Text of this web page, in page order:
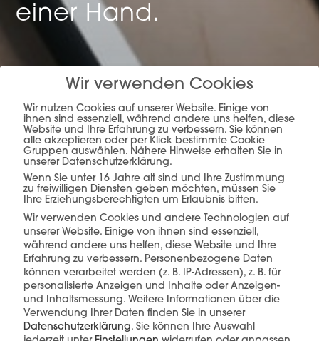
einer Hand.
mehr erfahren
Diese Produkte könnten Sie auch
interessieren
Wir verwenden Cookies
Wir nutzen Cookies auf unserer Website. Einige von
ihnen sind essenziell, während andere uns helfen, diese
Website und Ihre Erfahrung zu verbessern. Sie können
alle akzeptieren oder per Klick bestimmte Cookie
Gruppen auswählen. Nähere Hinweise erhalten Sie in
unserer Datenschutzerklärung.
Wenn Sie unter 16 Jahre alt sind und Ihre Zustimmung
zu freiwilligen Diensten geben möchten, müssen Sie
Ihre Erziehungsberechtigten um Erlaubnis bitten.
Wir verwenden Cookies und andere Technologien auf
unserer Website. Einige von ihnen sind essenziell,
während andere uns helfen, diese Website und Ihre
Erfahrung zu verbessern. Personenbezogene Daten
können verarbeitet werden (z. B. IP-Adressen), z. B. für
personalisierte Anzeigen und Inhalte oder Anzeigen-
und Inhaltsmessung. Weitere Informationen über die
Verwendung Ihrer Daten finden Sie in unserer
Datenschutzerklärung. Sie können Ihre Auswahl